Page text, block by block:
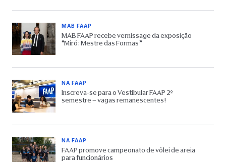
MAB FAAP
MAB FAAP recebe vernissage da exposição
“Miró: Mestre das Formas”
NA FAAP
Inscreva-se para o Vestibular FAAP 2º
semestre – vagas remanescentes!
NA FAAP
FAAP promove campeonato de vôlei de areia
para funcionários